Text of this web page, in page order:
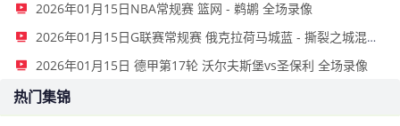
2026年01月15日NBA常规赛 篮网 - 鹈鹕 全场录像
2026年01月15日G联赛常规赛 俄克拉荷马城蓝 - 撕裂之城混音 全场录像
2026年01月15日 德甲第17轮 沃尔夫斯堡vs圣保利 全场录像
热门集锦